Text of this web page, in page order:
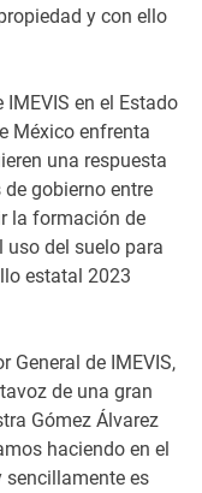
y con ello
en el Estado
México enfrenta
una respuesta
gobierno entre
la formación de
uso del suelo para
estatal 2023
General de IMEVIS,
de una gran
Gómez Álvarez
haciendo en el
es